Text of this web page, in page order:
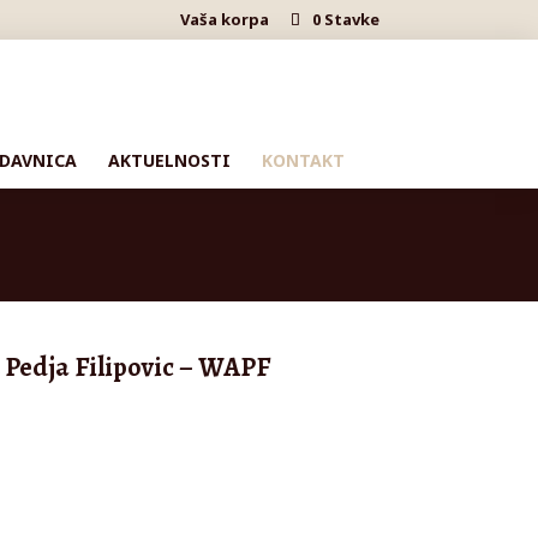
Vaša korpa 0 Stavke
AKTUELNOSTI KONTAKT
Filipovic – WAPF